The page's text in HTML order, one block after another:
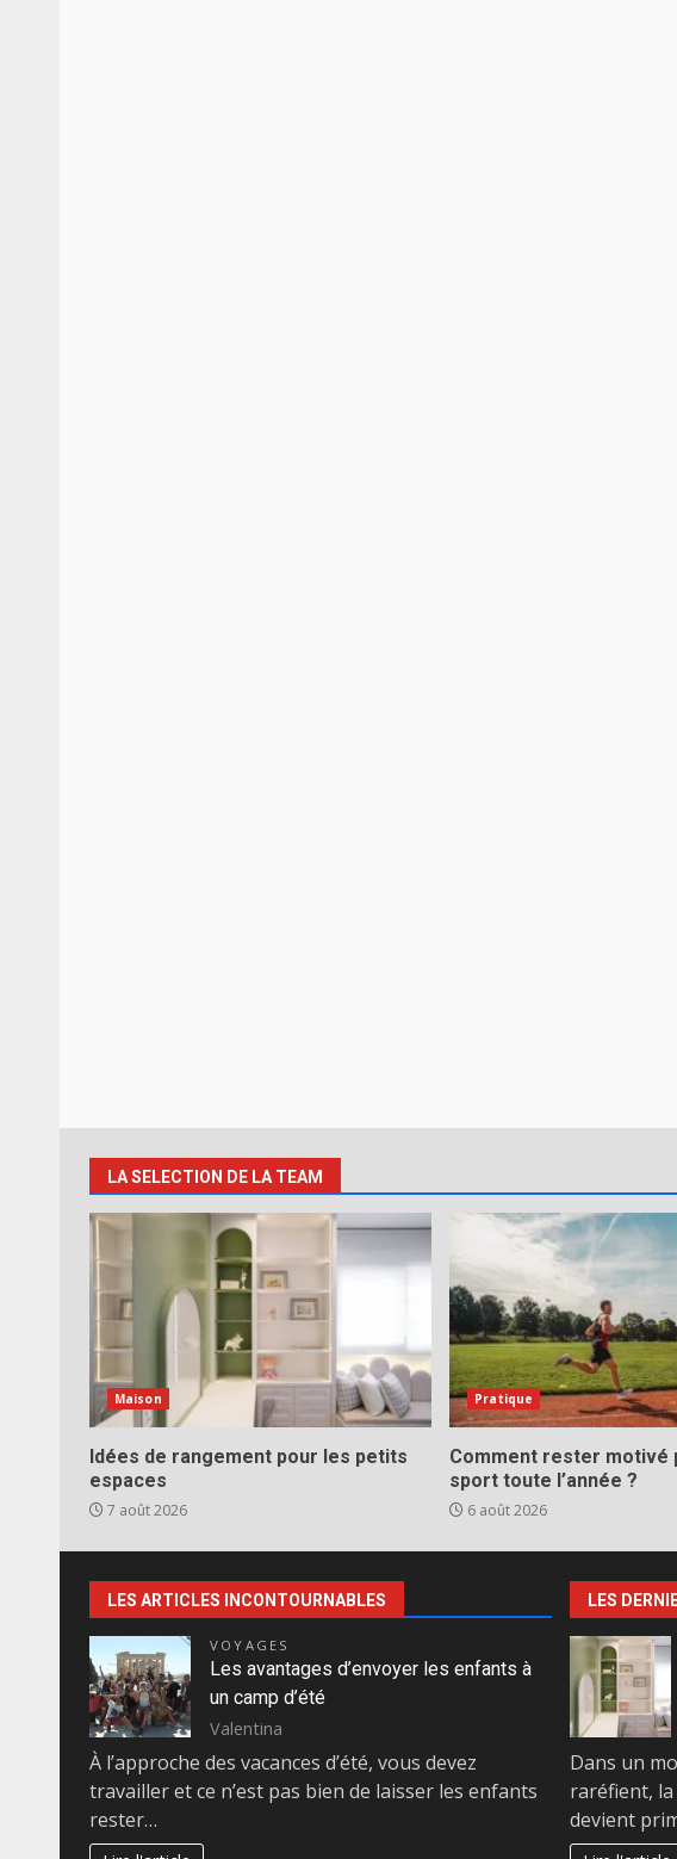
LA SELECTION DE LA TEAM
Maison
Idées de rangement pour les petits
espaces
7 août 2026
Pratique
Comment rester motivé
sport toute l’année ?
6 août 2026
LES ARTICLES INCONTOURNABLES
VOYAGES
Les avantages d’envoyer les enfants à
un camp d’été
Valentina
À l’approche des vacances d’été, vous devez
travailler et ce n’est pas bien de laisser les enfants
rester…
LES
Dans un
raréfient, la
devient